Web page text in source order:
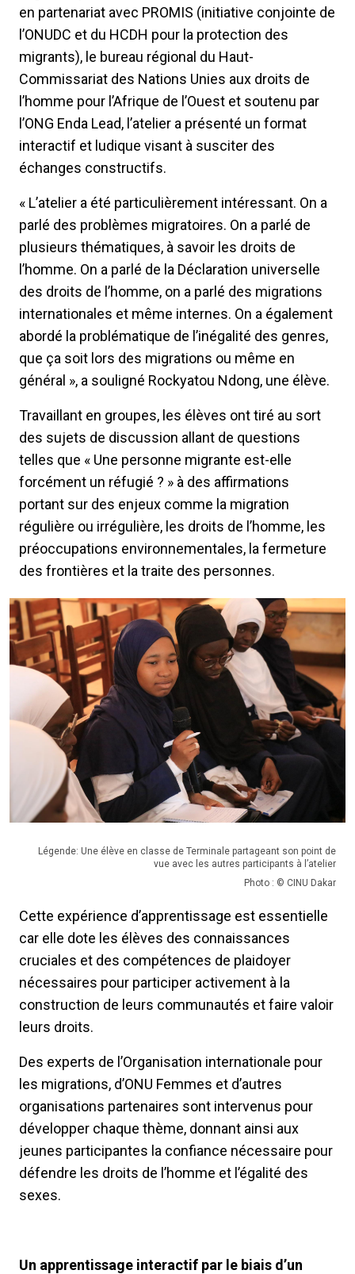
en partenariat avec PROMIS (initiative conjointe de
l’ONUDC et du HCDH pour la protection des
migrants), le bureau régional du Haut-
Commissariat des Nations Unies aux droits de
l’homme pour l’Afrique de l’Ouest et soutenu par
l’ONG Enda Lead, l’atelier a présenté un format
interactif et ludique visant à susciter des
échanges constructifs.
« L’atelier a été particulièrement intéressant. On a
parlé des problèmes migratoires. On a parlé de
plusieurs thématiques, à savoir les droits de
l’homme. On a parlé de la Déclaration universelle
des droits de l’homme, on a parlé des migrations
internationales et même internes. On a également
abordé la problématique de l’inégalité des genres,
que ça soit lors des migrations ou même en
général », a souligné Rockyatou Ndong, une élève.
Travaillant en groupes, les élèves ont tiré au sort
des sujets de discussion allant de questions
telles que « Une personne migrante est-elle
forcément un réfugié ? » à des affirmations
portant sur des enjeux comme la migration
régulière ou irrégulière, les droits de l’homme, les
préoccupations environnementales, la fermeture
des frontières et la traite des personnes.
Légende: Une élève en classe de Terminale partageant son point de
vue avec les autres participants à l’atelier
Photo : © CINU Dakar
Cette expérience d’apprentissage est essentielle
car elle dote les élèves des connaissances
cruciales et des compétences de plaidoyer
nécessaires pour participer activement à la
construction de leurs communautés et faire valoir
leurs droits.
Des experts de l’Organisation internationale pour
les migrations, d’ONU Femmes et d’autres
organisations partenaires sont intervenus pour
développer chaque thème, donnant ainsi aux
jeunes participantes la confiance nécessaire pour
défendre les droits de l’homme et l’égalité des
sexes.
Un apprentissage interactif par le biais d’un